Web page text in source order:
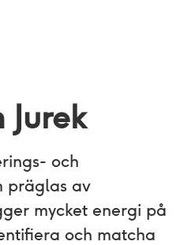
Jurek
och
präglas av
mycket energi på
och matcha